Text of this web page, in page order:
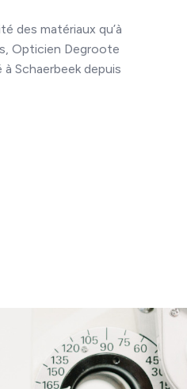
des matériaux qu’à
Opticien Degroote
Schaerbeek depuis